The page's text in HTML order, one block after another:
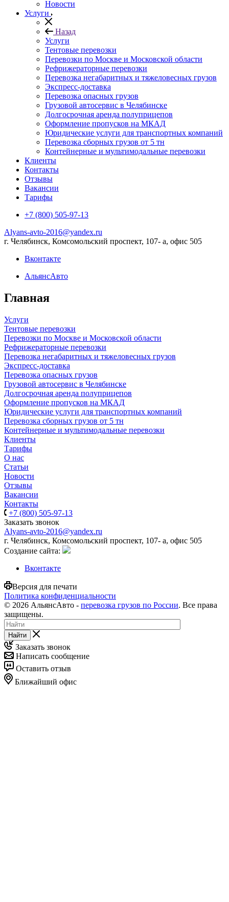
Новости
Услуги
Назад
Услуги
Тентовые перевозки
Перевозки по Москве и Московской области
Рефрижераторные перевозки
Перевозка негабаритных и тяжеловесных грузов
Экспресс-доставка
Перевозка опасных грузов
Грузовой автосервис в Челябинске
Долгосрочная аренда полуприцепов
Оформление пропусков на МКАД
Юридические услуги для транспортных компаний
Перевозка сборных грузов от 5 тн
Контейнерные и мультимодальные перевозки
Клиенты
Контакты
Отзывы
Вакансии
Тарифы
+7 (800) 505-97-13
Alyans-avto-2016@yandex.ru
г. Челябинск, Комсомольский проспект, 107- а, офис 505
Вконтакте
АльянсАвто
Главная
Услуги
Тентовые перевозки
Перевозки по Москве и Московской области
Рефрижераторные перевозки
Перевозка негабаритных и тяжеловесных грузов
Экспресс-доставка
Перевозка опасных грузов
Грузовой автосервис в Челябинске
Долгосрочная аренда полуприцепов
Оформление пропусков на МКАД
Юридические услуги для транспортных компаний
Перевозка сборных грузов от 5 тн
Контейнерные и мультимодальные перевозки
Клиенты
Тарифы
О нас
Статьи
Новости
Отзывы
Вакансии
Контакты
+7 (800) 505-97-13
Заказать звонок
Alyans-avto-2016@yandex.ru
г. Челябинск, Комсомольский проспект, 107- а, офис 505
Cоздание сайта:
Вконтакте
Версия для печати
Политика конфиденциальности
© 2026 АльянсАвто - перевозка грузов по России. Все права
защищены.
Найти
Заказать звонок
Написать сообщение
Оставить отзыв
Ближайший офис